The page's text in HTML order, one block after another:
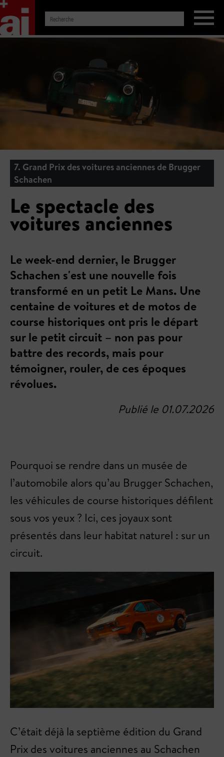
7. Grand Prix des voitures anciennes de Brugger
Schachen
Le spectacle des
voitures anciennes
Le week-end dernier, le Brugger
Schachen s'est une nouvelle fois
transformé en un petit Le Mans. Une
centaine de voitures et de motos de
course historiques ont pris le départ
sur le petit circuit – non pas pour
battre des records, mais pour
témoigner, rouler, de ces époques
révolues.
Publié le 01.07.2026
Pourquoi se rendre dans un musée de
l’automobile alors qu’au Brugger Schachen,
les véhicules de course historiques défilent
sous vos yeux ? Ici, ces joyaux sont
présentés dans leur habitat naturel : sur un
circuit.
C’était déjà la septième édition du Grand
Prix des voitures anciennes au Schachen